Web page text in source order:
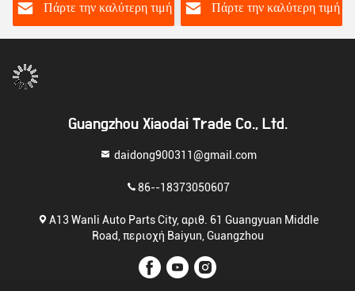
Πάρτε την καλύτερη τιμή
Peugeot 408 3008 Denso
Πάρτε την καλύτερη τιμή
Guangzhou Xiaodai Trade Co., Ltd.
daidong900311@gmail.com
86--18373050607
Α13 Wanli Auto Parts City, αριθ. 61 Guangyuan Middle
Road, περιοχή Baiyun, Guangzhou